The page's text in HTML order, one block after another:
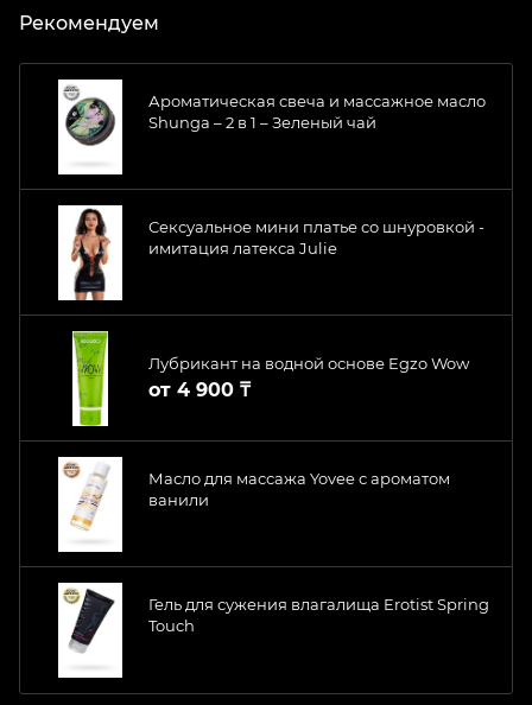
Рекомендуем
Ароматическая свеча и массажное масло
Shunga – 2 в 1 – Зеленый чай
Сексуальное мини платье со шнуровкой -
имитация латекса Julie
Лубрикант на водной основе Egzo Wow
от 4 900 ₸
Масло для массажа Yovee с ароматом
ванили
Гель для сужения влагалища Erotist Spring
Touch